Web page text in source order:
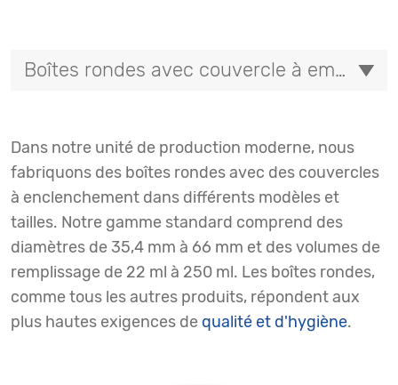
Boîtes rondes avec couvercle à emboîter
Dans notre unité de production moderne, nous
fabriquons des boîtes rondes avec des couvercles
à enclenchement dans différents modèles et
tailles. Notre gamme standard comprend des
diamètres de 35,4 mm à 66 mm et des volumes de
remplissage de 22 ml à 250 ml. Les boîtes rondes,
comme tous les autres produits, répondent aux
plus hautes exigences de qualité et d'hygiène.